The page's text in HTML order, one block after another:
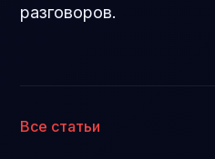
разговоров.
Все статьи